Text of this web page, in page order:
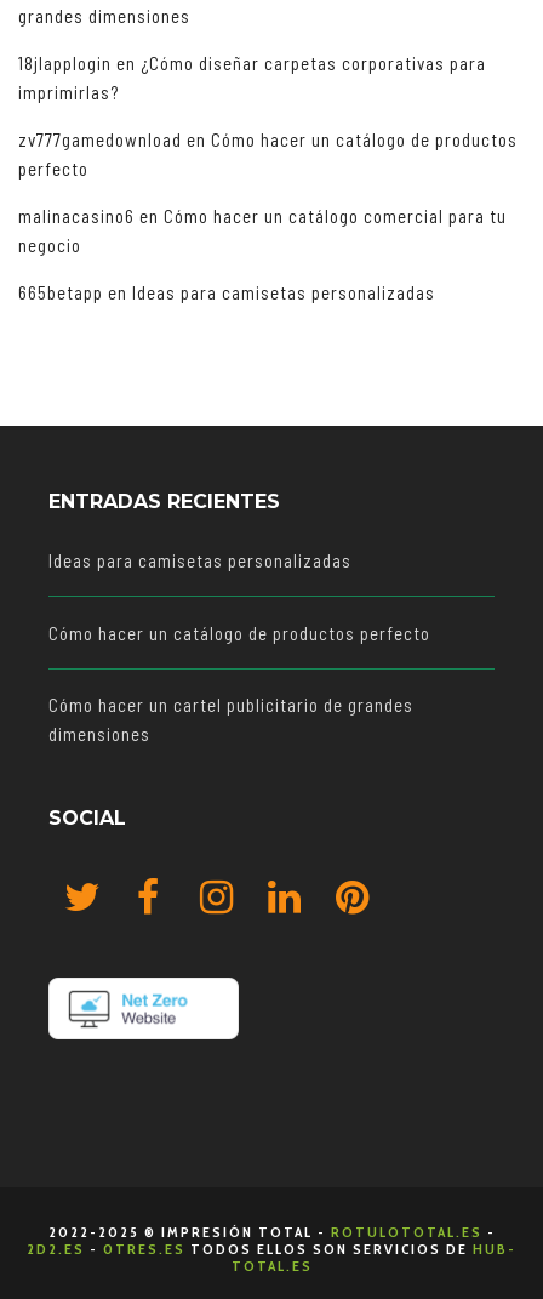
grandes dimensiones
18jlapplogin en ¿Cómo diseñar carpetas corporativas para
imprimirlas?
zv777gamedownload en Cómo hacer un catálogo de productos
perfecto
malinacasino6 en Cómo hacer un catálogo comercial para tu
negocio
665betapp en Ideas para camisetas personalizadas
ENTRADAS RECIENTES
Ideas para camisetas personalizadas
Cómo hacer un catálogo de productos perfecto
Cómo hacer un cartel publicitario de grandes
dimensiones
SOCIAL
2022-2025 ® IMPRESIÓN TOTAL - ROTULOTOTAL.ES -
2D2.ES - 0TRES.ES TODOS ELLOS SON SERVICIOS DE HUB-
TOTAL.ES